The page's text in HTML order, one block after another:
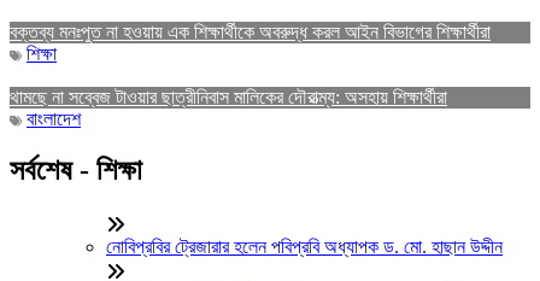
বক্তব্য মনঃপুত না হওয়ায় এক শিক্ষার্থীকে অবরুদ্ধ করল আইন বিভাগের শিক্ষার্থীরা
শিক্ষা
থামছে না সব্বেজ টাওয়ার ছাত্রীনিবাস মালিকের দৌরাত্ম্য: অসহায় শিক্ষার্থীরা
বাংলাদেশ
সর্বশেষ - শিক্ষা
নোবিপ্রবির ট্রেজারার হলেন পবিপ্রবি অধ্যাপক ড. মো. হাছান উদ্দীন